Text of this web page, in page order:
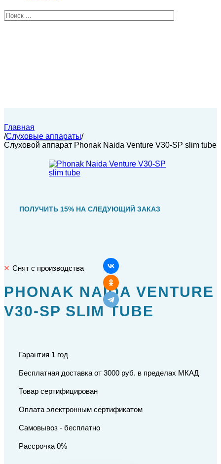
Главная
/Слуховые аппараты/
Слуховой аппарат Phonak Naida Venture V30-SP slim tube
ПОЛУЧИТЬ 15% НА СЛЕДУЮЩИЙ ЗАКАЗ
Снят с производства
PHONAK NAIDA VENTURE
V30-SP SLIM TUBE
Гарантия 1 год
Бесплатная доставка от 3000 руб. в пределах МКАД
Товар сертифицирован
Оплата электронным сертификатом
Самовывоз - бесплатно
Рассрочка 0%